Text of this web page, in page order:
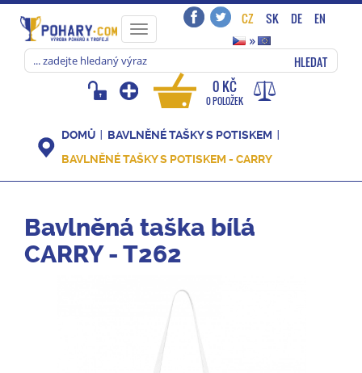
Toggle
navigation
CZ SK DE
EN
»
HLEDAT
0 KČ
0 POLOŽEK
DOMŮ
BAVLNĚNÉ TAŠKY S POTISKEM
BAVLNĚNÉ TAŠKY S POTISKEM - CARRY
Bavlněná taška bílá
CARRY - T262